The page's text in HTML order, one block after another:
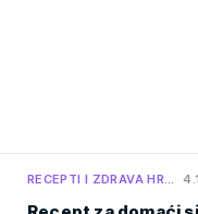
RECEPTI I ZDRAVA HR…